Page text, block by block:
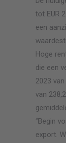
tot EUR
een
Hoge
die een
2023
van
“Begin
export.